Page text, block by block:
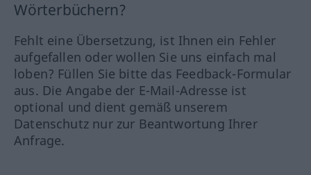
Wörterbüchern?
Fehlt eine Übersetzung, ist Ihnen ein Fehler
aufgefallen oder wollen Sie uns einfach mal
loben? Füllen Sie bitte das Feedback-Formular
aus. Die Angabe der E-Mail-Adresse ist
optional und dient gemäß unserem
Datenschutz nur zur Beantwortung Ihrer
Anfrage.